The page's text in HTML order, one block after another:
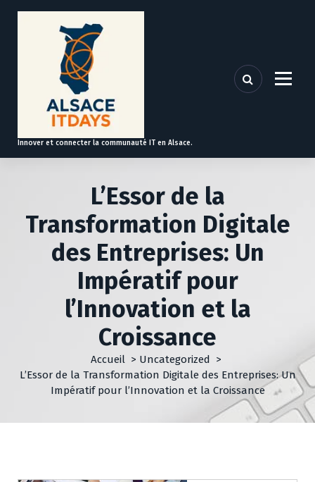
t
Innover et connecter la communauté IT en Alsace.
L’Essor de la
Transformation Digitale
des Entreprises: Un
Impératif pour
l’Innovation et la
Croissance
Accueil > Uncategorized >
L’Essor de la Transformation Digitale des Entreprises: Un
Impératif pour l’Innovation et la Croissance